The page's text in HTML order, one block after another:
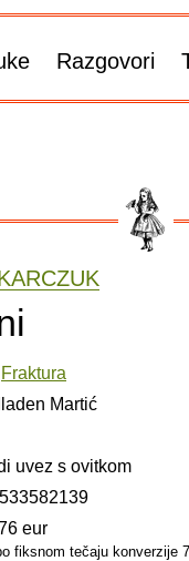
Razgovori
Fraktura
Martić
uvez s ovitkom
eur
fiksnom tečaju konverzije